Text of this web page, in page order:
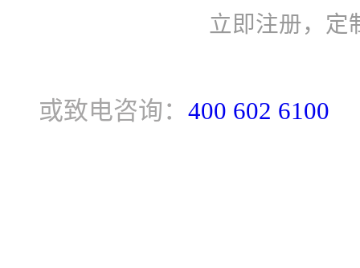
立即注册，定
或致电咨询： 400 602 6100